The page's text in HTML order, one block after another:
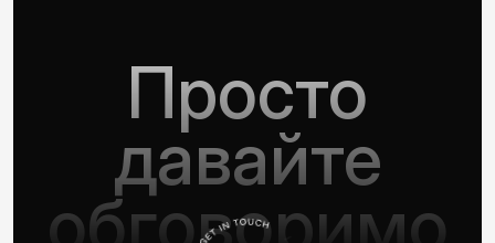
Просто
давайте
обговоримо